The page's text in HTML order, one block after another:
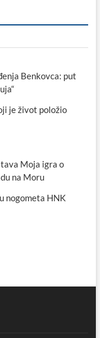
Benkovca: put
je život položio
Moja igra o
na Moru
nogometa HNK